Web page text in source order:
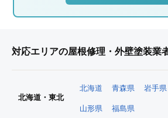
対応エリアの屋根修理・外壁塗装業
北海道・東北
北海道 青森県 岩手県
山形県 福島県